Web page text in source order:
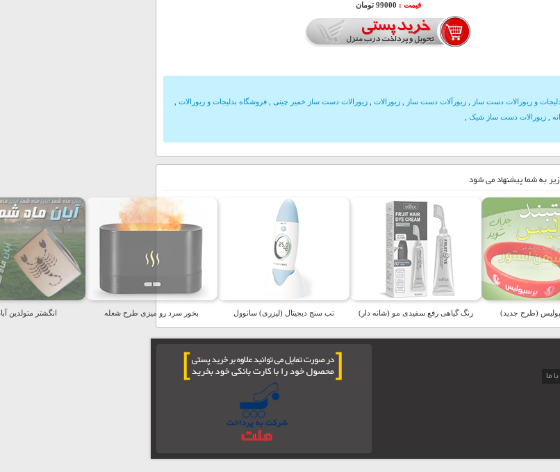
قیمت : 99000 تومان
و زیورالات دست ساز زیورآلات دست ساز زیورالات زیورالات دست ساز خمیر چینی فروشگاه بدلیجات و زیورالات
زیورالات دست ساز شیک
به شما پیشنهاد می شود
(طرح جدید) رنگ گیاهی رفع سفیدی مو (شانه دار) تب سنج دیجیتال (لیزری) سانوول بخور سرد رو میزی طرح شعله انگشتر متولدین
ما